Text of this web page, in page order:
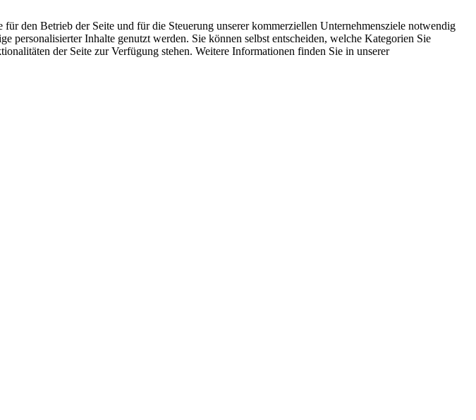
den Betrieb der Seite und für die Steuerung unserer kommerziellen Unternehmensziele notwendig
Inhalte genutzt werden. Sie können selbst entscheiden, welche Kategorien Sie
der Seite zur Verfügung stehen. Weitere Informationen finden Sie in unserer